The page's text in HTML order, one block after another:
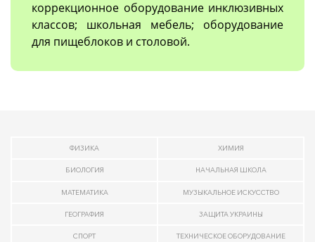
коррекционное оборудование инклюзивных
классов; школьная мебель; оборудование
для пищеблоков и столовой.
ФИЗИКА ХИМИЯ
БИОЛОГИЯ НАЧАЛЬНАЯ ШКОЛА
МАТЕМАТИКА МУЗЫКАЛЬНОЕ ИСКУССТВО
ГЕОГРАФИЯ ЗАЩИТА УКРАИНЫ
СПОРТ ТЕХНИЧЕСКОЕ ОБОРУДОВАНИЕ